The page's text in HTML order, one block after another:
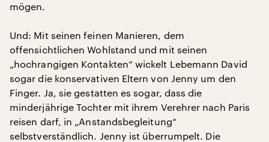
mögen.
Und: Mit seinen feinen Manieren, dem
offensichtlichen Wohlstand und mit seinen
„hochrangigen Kontakten“ wickelt Lebemann David
sogar die konservativen Eltern von Jenny um den
Finger. Ja, sie gestatten es sogar, dass die
minderjährige Tochter mit ihrem Verehrer nach Paris
reisen darf, in „Anstandsbegleitung“
selbstverständlich. Jenny ist überrumpelt. Die